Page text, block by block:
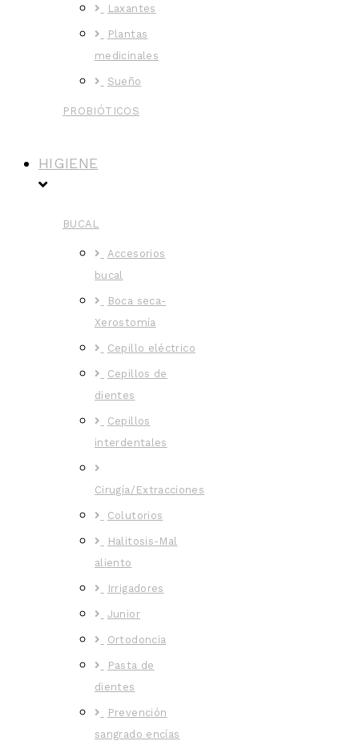
Laxantes
Plantas
medicinales
Sueño
PROBIÓTICOS
HIGIENE
BUCAL
Accesorios
bucal
Boca seca-
Xerostomía
Cepillo eléctrico
Cepillos de
dientes
Cepillos
interdentales
Cirugía/Extracciones
Colutorios
Halitosis-Mal
aliento
Irrigadores
Junior
Ortodoncia
Pasta de
dientes
Prevención
sangrado encías